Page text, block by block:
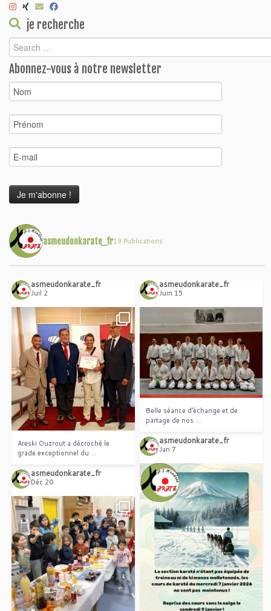
je recherche
Abonnez-vous à notre newsletter
asmeudonkarate_fr19 Publications
asmeudonkarate_fr
Juil 2
Areski Ouzrout a décroché le
grade exceptionnel du
Areski Ouzrout a décroché le
grade exceptionnel du ...
asmeudonkarate_fr
Juin 15
Belle séance d’échange et de
partage de nos
...
Belle séance d’échange et de
partage de nos ...
asmeudonkarate_fr
Jan 7
Les cours de karaté ne seront pas
assurés le 7
...
asmeudonkarate_fr
Déc 20
Gouter et diner de fin d`année
avec les enfants et
...